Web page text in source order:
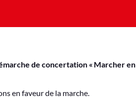
de concertation « Marcher en
en faveur de la marche.